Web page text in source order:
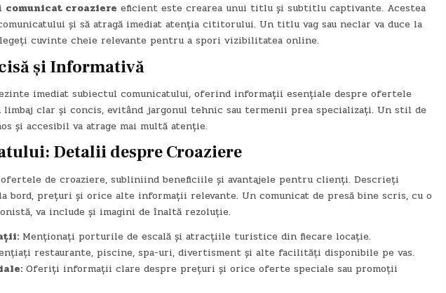
comunicat croaziere eficient este crearea unui titlu și subtitlu captivante. Acestea
și să atragă imediat atenția cititorului. Un titlu vag sau neclar va duce la
cuvinte cheie relevante pentru a spori vizibilitatea online.
și Informativă
imediat subiectul comunicatului, oferind informații esențiale despre ofertele
limbaj clar și concis, evitând jargonul tehnic sau termenii prea specializați. Un stil de
și accesibil va atrage mai multă atenție.
Detalii despre Croaziere
ofertele de croaziere, subliniind beneficiile și avantajele pentru clienți. Descrieți
prețuri și orice alte informații relevante. Un comunicat de presă bine scris, cu o
va include și imagini de înaltă rezoluție.
Menționați porturile de escală și atracțiile turistice din fiecare locație.
restaurante, piscine, spa-uri, divertisment și alte facilități disponibile pe vas.
Oferiți informații clare despre prețuri și orice oferte speciale sau promoții